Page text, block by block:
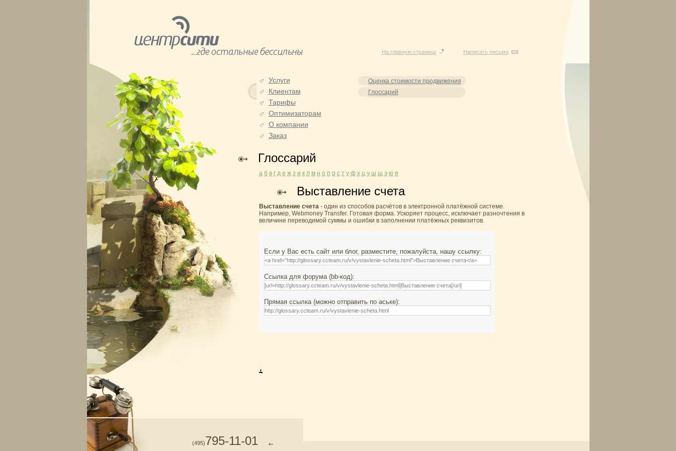
На главную страницу Написать письмо
Услуги
Оценка стоимости продвижения
Глоссарий
Клиентам
Тарифы
Оптимизаторам
О компании
Заказ
Глоссарий
а б в г д е ж з и к л м н о п р с т у ф х ц ч ш щ э ю я
Выставление счета
Выставление счета- один из способов расчётов в электронной платёжной системе.
Например, Webmoney Transfer. Готовая форма. Ускоряет процесс, исключает разночтения в
величине переводимой суммы и ошибки в заполнении платёжных реквизитов.
Если у Вас есть сайт или блог, разместите, пожалуйста, нашу ссылку:
Ссылка для форума (bb-код):
Прямая ссылка (можно отправить по аське):
(495)795-11-01